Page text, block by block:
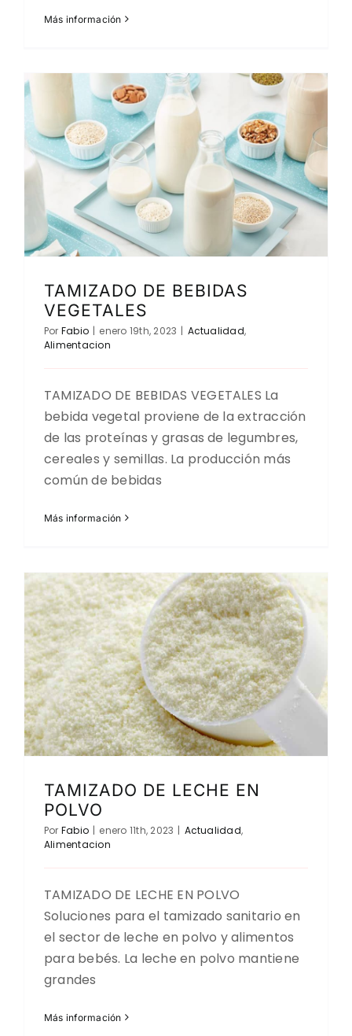
Más información
TAMIZADO DE BEBIDAS
VEGETALES
Por Fabio | enero 19th, 2023 | Actualidad,
Alimentacion
TAMIZADO DE BEBIDAS VEGETALES La
bebida vegetal proviene de la extracción
de las proteínas y grasas de legumbres,
cereales y semillas. La producción más
común de bebidas
Más información
TAMIZADO DE LECHE EN
POLVO
Por Fabio | enero 11th, 2023 | Actualidad,
Alimentacion
TAMIZADO DE LECHE EN POLVO
Soluciones para el tamizado sanitario en
el sector de leche en polvo y alimentos
para bebés. La leche en polvo mantiene
grandes
Más información